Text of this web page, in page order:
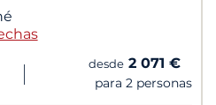
| desde 2 071 €
para 2 personas